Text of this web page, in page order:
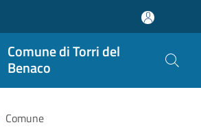
Comune di Torri del
Benaco
Comune